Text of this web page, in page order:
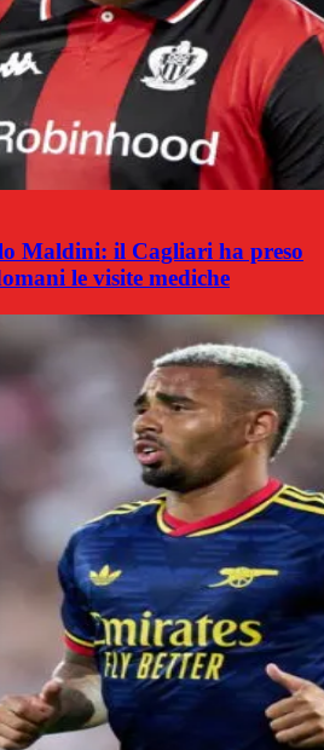
Maldini: il Cagliari ha preso
le visite mediche